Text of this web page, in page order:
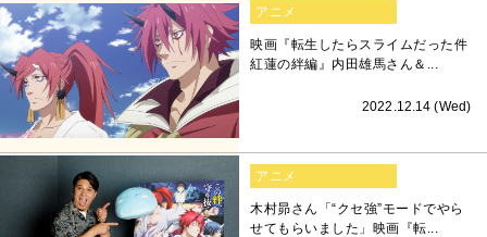
アニメ
映画『転生したらスライムだった件
紅蓮の絆編』内田雄馬さん＆...
2022.12.14 (Wed)
アニメ
木村昴さん「“クセ強”モードでやら
せてもらいました」映画『転...